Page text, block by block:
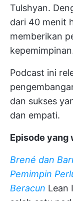
Tulshyan.
dari 40 menit
memberikan
Podcast ini
dan sukses
dan empati.
Episode yang
Brené dan
Pemimpin
Beracun Lean